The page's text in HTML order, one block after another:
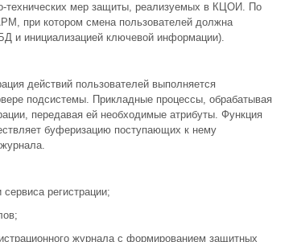
технических мер защиты, реализуемых в КЦОИ. По
при котором смена пользователей должна
и инициализацией ключевой информации).
действий пользователей выполняется
подсистемы. Прикладные процессы, обрабатывая
передавая ей необходимые атрибуты. Функция
буферизацию поступающих к нему
регистрации;
журнала с формированием защитных